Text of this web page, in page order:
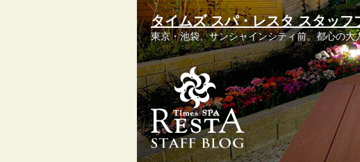
タイムズ スパ・レスタ スタッフ
東京・池袋、サンシャインシティ前。都心の大